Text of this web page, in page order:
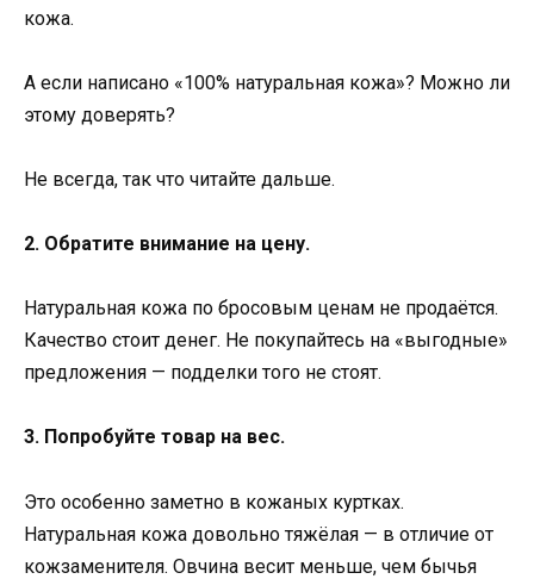
кожа.
А если написано «100% натуральная кожа»? Можно ли
этому доверять?
Не всегда, так что читайте дальше.
2. Обратите внимание на цену.
Натуральная кожа по бросовым ценам не продаётся.
Качество стоит денег. Не покупайтесь на «выгодные»
предложения — подделки того не стоят.
3. Попробуйте товар на вес.
Это особенно заметно в кожаных куртках.
Натуральная кожа довольно тяжёлая — в отличие от
кожзаменителя. Овчина весит меньше, чем бычья